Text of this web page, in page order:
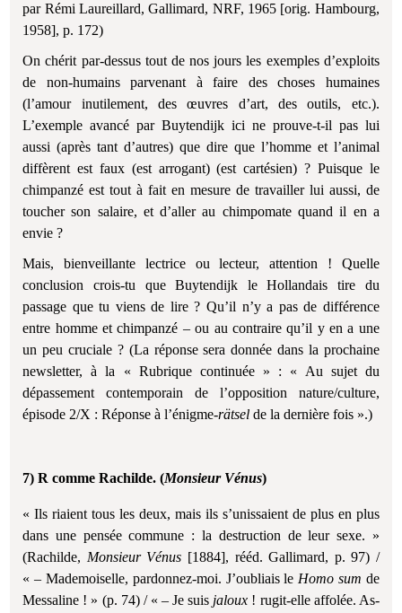
par Rémi Laureillard, Gallimard, NRF, 1965 [orig. Hambourg,
1958], p. 172)
On chérit par-dessus tout de nos jours les exemples d’exploits
de non-humains parvenant à faire des choses humaines
(l’amour inutilement, des œuvres d’art, des outils, etc.).
L’exemple avancé par Buytendijk ici ne prouve-t-il pas lui
aussi (après tant d’autres) que dire que l’homme et l’animal
diffèrent est faux (est arrogant) (est cartésien) ? Puisque le
chimpanzé est tout à fait en mesure de travailler lui aussi, de
toucher son salaire, et d’aller au chimpomate quand il en a
envie ?
Mais, bienveillante lectrice ou lecteur, attention ! Quelle
conclusion crois-tu que Buytendijk le Hollandais tire du
passage que tu viens de lire ? Qu’il n’y a pas de différence
entre homme et chimpanzé – ou au contraire qu’il y en a une
un peu cruciale ? (La réponse sera donnée dans la prochaine
newsletter, à la « Rubrique continuée » : « Au sujet du
dépassement contemporain de l’opposition nature/culture,
épisode 2/X : Réponse à l’énigme-rätsel de la dernière fois ».)
7) R comme Rachilde. (Monsieur Vénus)
« Ils riaient tous les deux, mais ils s’unissaient de plus en plus
dans une pensée commune : la destruction de leur sexe. »
(Rachilde, Monsieur Vénus [1884], rééd. Gallimard, p. 97) /
« – Mademoiselle, pardonnez-moi. J’oubliais le Homo sum de
Messaline ! » (p. 74) / « – Je suis jaloux ! rugit-elle affolée. As-